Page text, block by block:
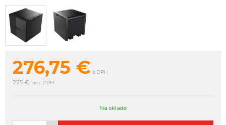
276,75 € s DPH
225 € bez DPH
Na sklade